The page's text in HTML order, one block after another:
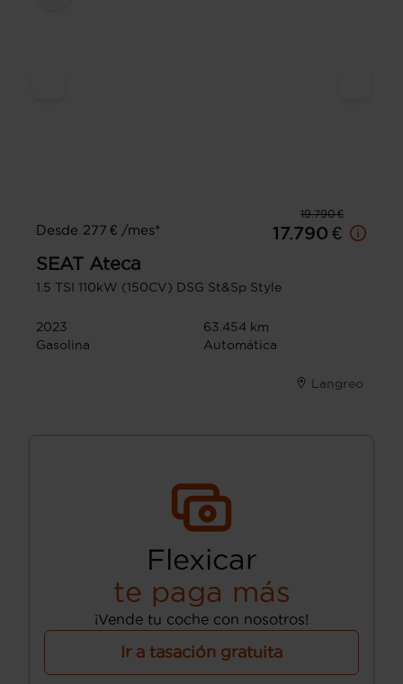
19.790 €
Desde 277 € /mes*
17.790 €
SEAT Ateca
1.5 TSI 110kW (150CV) DSG St&Sp Style
2023
63.454 km
Gasolina
Automática
Langreo
Flexicar
te paga más
¡Vende tu coche con nosotros!
Ir a tasación gratuita